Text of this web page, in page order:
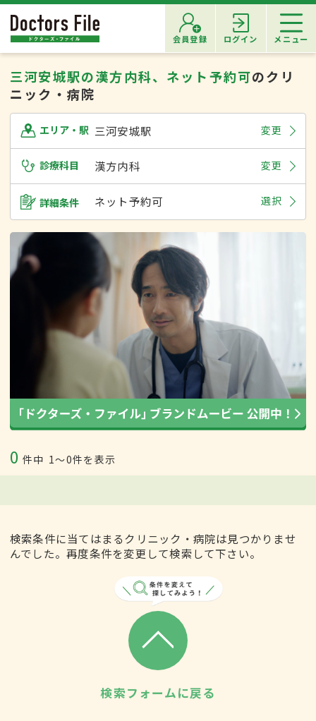
会員登録 ログイン メニュー
三河安城駅の漢方内科、ネット予約可のクリ
ニック・病院
エリア・駅 三河安城駅 変更
診療科目 漢方内科 変更
詳細条件 ネット予約可 選択
0 件中 1〜0件を表示
検索条件に当てはまるクリニック・病院は見つかりませ
んでした。再度条件を変更して検索して下さい。
検索フォームに戻る